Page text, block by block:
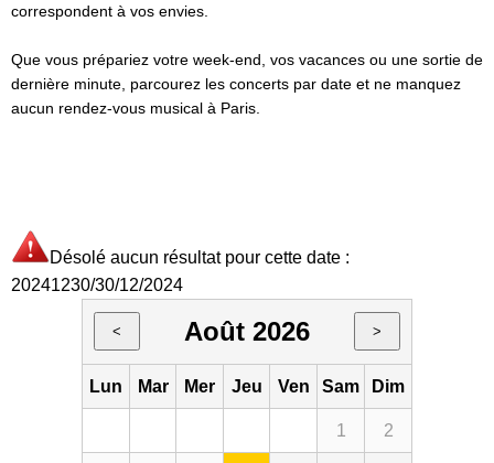
correspondent à vos envies.
Que vous prépariez votre week-end, vos vacances ou une sortie de
dernière minute, parcourez les concerts par date et ne manquez
aucun rendez-vous musical à Paris.
Désolé aucun résultat pour cette date :
20241230/30/12/2024
< Août 2026 >
Lun Mar Mer Jeu Ven Sam Dim
1 2